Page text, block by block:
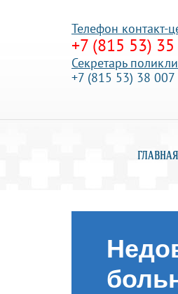
Телефон контакт-
+7 (815 53)
Секретарь
+7 (815 53) 38 007
ГЛАВНАЯ